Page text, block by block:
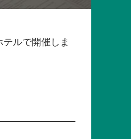
ルで開催しま